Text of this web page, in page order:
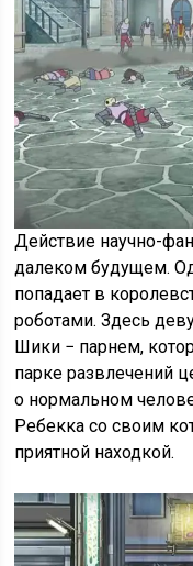
Действие научно-
далеком будущем.
попадает в
роботами. Здесь
Шики − парнем,
парке развлечений
о нормальном
Ребекка со своим
приятной находкой.